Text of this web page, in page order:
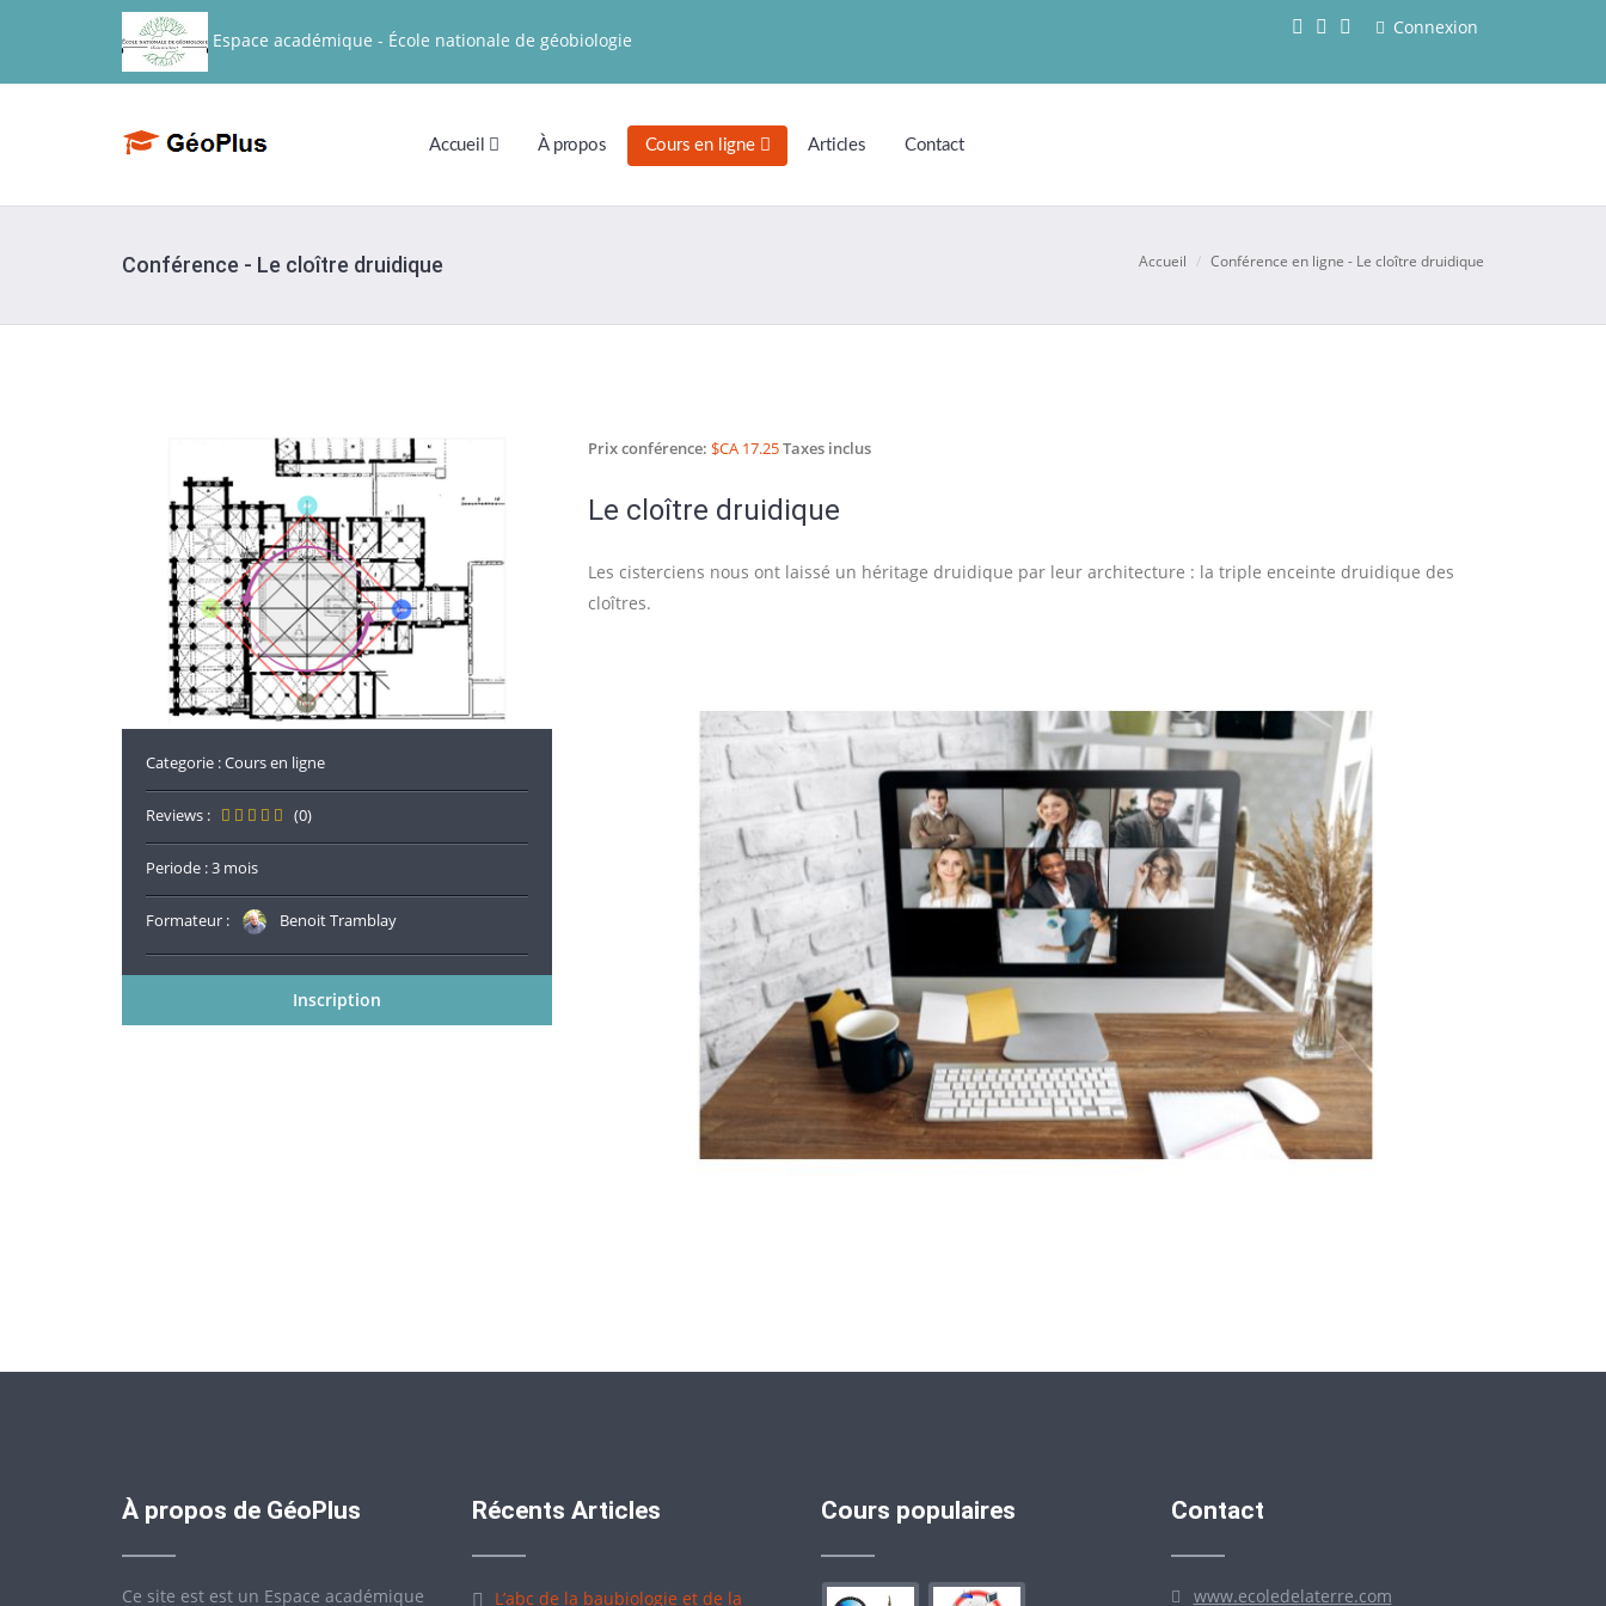
Espace académique - École nationale de géobiologie
Connexion
Accueil À propos Cours en ligne Articles Contact
Conférence - Le cloître druidique Accueil Conférence en ligne - Le cloître druidique
Categorie :Cours en ligne
Reviews : (0)
Periode : 3 mois
Formateur : Benoit Tramblay
Inscription
Prix conférence: $CA 17.25Taxes inclus
Le cloître druidique
Les cisterciens nous ont laissé un héritage druidique par leur architecture : la triple enceinte druidique des
cloîtres.
À propos de GéoPlus
Ce site est est un Espace académique
Récents Articles
L’abc de la baubiologie et de la
Cours populaires Contact
www.ecoledelaterre.com